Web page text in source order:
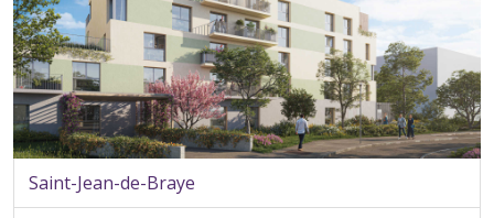
Saint-Jean-de-Braye